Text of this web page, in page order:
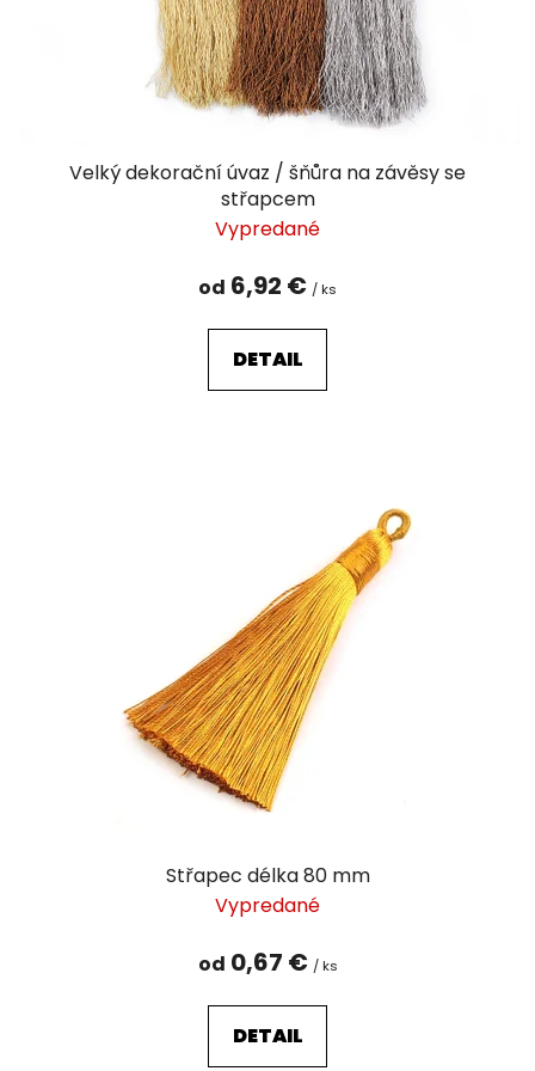
Velký dekorační úvaz / šňůra na závěsy se
střapcem
Vypredané
od 6,92 € / ks
DETAIL
Střapec délka 80 mm
Vypredané
od 0,67 € / ks
DETAIL